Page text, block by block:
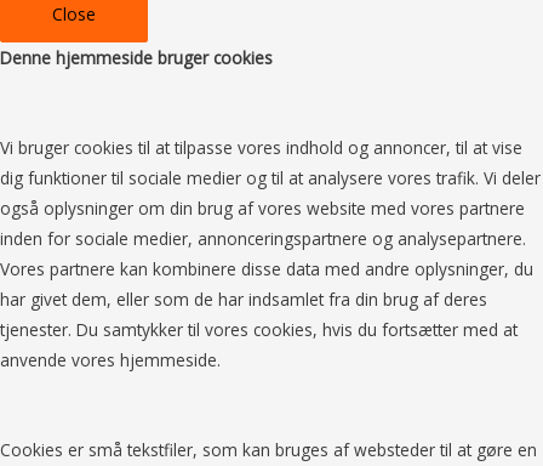
Close
Denne hjemmeside bruger cookies
Vi bruger cookies til at tilpasse vores indhold og annoncer, til at vise
dig funktioner til sociale medier og til at analysere vores trafik. Vi deler
også oplysninger om din brug af vores website med vores partnere
inden for sociale medier, annonceringspartnere og analysepartnere.
Vores partnere kan kombinere disse data med andre oplysninger, du
har givet dem, eller som de har indsamlet fra din brug af deres
tjenester. Du samtykker til vores cookies, hvis du fortsætter med at
anvende vores hjemmeside.
Cookies er små tekstfiler, som kan bruges af websteder til at gøre en